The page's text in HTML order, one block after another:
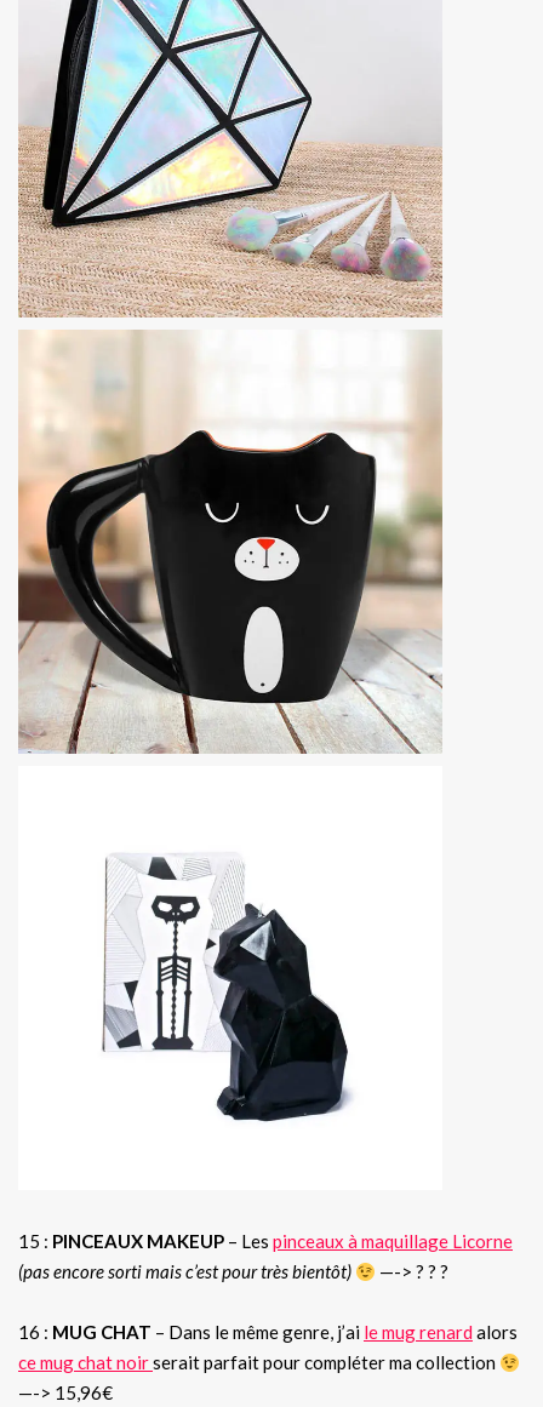
15 : PINCEAUX MAKEUP – Les pinceaux à maquillage Licorne
(pas encore sorti mais c’est pour très bientôt)
—-> ? ? ?
16 : MUG CHAT – Dans le même genre, j’ai le mug renardalors
ce mug chat noirserait parfait pour compléter ma collection
—-> 15,96€